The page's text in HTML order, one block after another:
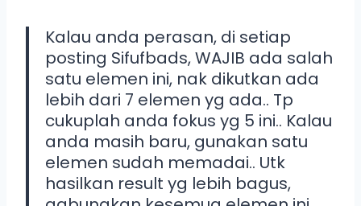
Kalau anda perasan, di setiap
posting Sifufbads, WAJIB ada salah
satu elemen ini, nak dikutkan ada
lebih dari 7 elemen yg ada.. Tp
cukuplah anda fokus yg 5 ini.. Kalau
anda masih baru, gunakan satu
elemen sudah memadai.. Utk
hasilkan result yg lebih bagus,